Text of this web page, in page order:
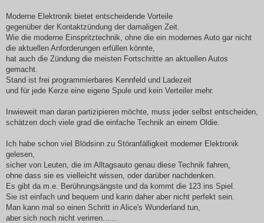
a
Moderne Elektronik bietet entscheidende Vorteile
gegenüber der Kontaktzündung der damaligen Zeit.
Wie die moderne Einspritztechnik, ohne die ein modernes Auto gar nicht
die aktuellen Anforderungen erfüllen könnte,
hat auch die Zündung die meisten Fortschritte an aktuellen Autos
gemacht.
Stand ist frei programmierbares Kennfeld und Ladezeit
und für jede Kerze eine eigene Spule und kein Verteiler mehr.
Inwieweit man daran partizipieren möchte, muss jeder selbst entscheiden,
schätzen doch viele grad die einfache Technik an einem Oldie.
Ich habe schon viel Blödsinn zu Störanfälligkeit moderner Elektronik
gelesen,
sicher von Leuten, die im Alltagsauto genau diese Technik fahren,
ohne dass sie es vielleicht wissen, oder darüber nachdenken.
Es gibt da m.e. Berührungsängste und da kommt die 123 ins Spiel.
Sie ist einfach und bequem und kann daher aber nicht perfekt sein.
Man kann mal so einen Schritt in Alice's Wunderland tun,
aber sich noch nicht verirren......